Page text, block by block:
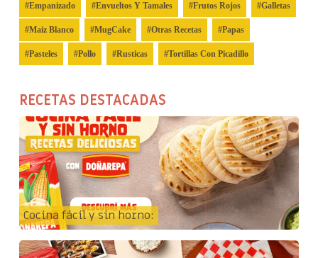
Empanizado Envueltos Y Tamales Frutos Rojos Galletas
Maiz Blanco MugCake Otras Recetas Papas
Pasteles Pollo Rusticas Tortillas Con Picadillo
RECETAS DESTACADAS
Cocina fácil y sin horno: